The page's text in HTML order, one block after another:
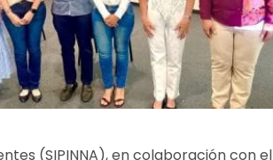
(SIPINNA), en colaboración con el